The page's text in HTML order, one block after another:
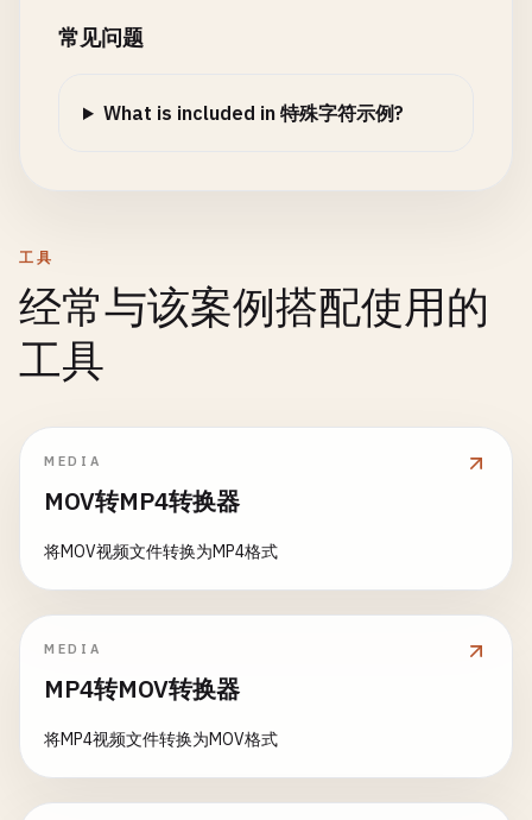
常见问题
What is included in 特殊字符示例?
工具
经常与该案例搭配使用的
工具
MEDIA
MOV转MP4转换器
将MOV视频文件转换为MP4格式
MEDIA
MP4转MOV转换器
将MP4视频文件转换为MOV格式